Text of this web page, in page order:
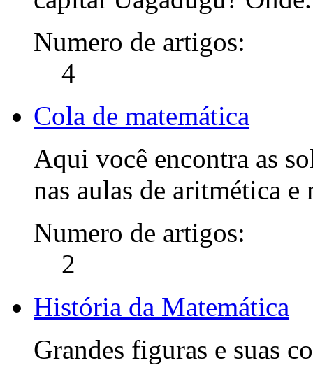
Numero de artigos:
4
Cola de matemática
Aqui você encontra as
nas aulas de aritmética e
Numero de artigos:
2
História da Matemática
Grandes figuras e suas